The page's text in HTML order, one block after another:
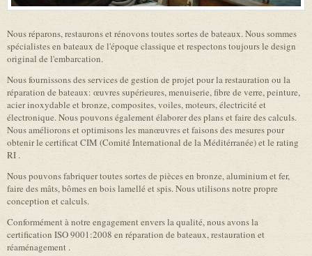
Nous réparons, restaurons et rénovons toutes sortes de bateaux. Nous sommes
spécialistes en bateaux de l'époque classique et respectons toujours le design
original de l'embarcation.
Nous fournissons des services de gestion de projet pour la restauration ou la
réparation de bateaux: œuvres supérieures, menuiserie, fibre de verre, peinture,
acier inoxydable et bronze, composites, voiles, moteurs, électricité et
électronique. Nous pouvons également élaborer des plans et faire des calculs.
Nous améliorons et optimisons les manœuvres et faisons des mesures pour
obtenir le certificat CIM (Comité International de la Méditérranée) et le rating
RI .
Nous pouvons fabriquer toutes sortes de pièces en bronze, aluminium et fer,
faire des mâts, bômes en bois lamellé et spis. Nous utilisons notre propre
conception et calculs.
Conformément à notre engagement envers la qualité, nous avons la
certification ISO 9001:2008 en réparation de bateaux, restauration et
réaménagement .